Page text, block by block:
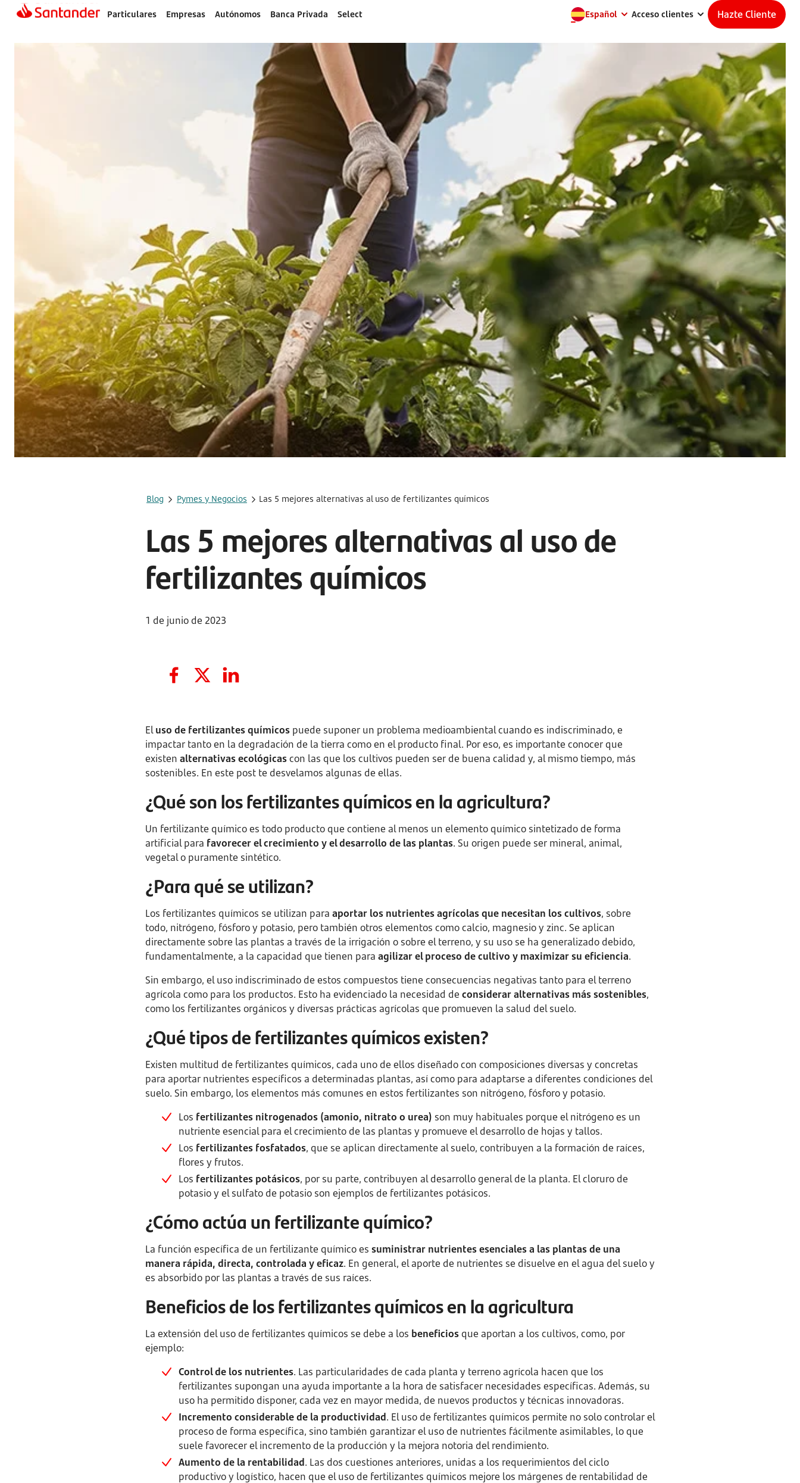
Particulares Empresas Autónomos Banca Privada Select Español Acceso clientes Hazte Cliente
Blog Pymes y Negocios Las 5 mejores alternativas al uso de fertilizantes químicos
Las 5 mejores alternativas al uso de
fertilizantes químicos
1 de junio de 2023
Eluso de fertilizantes químicos puede suponer un problema medioambiental cuando es indiscriminado, e
impactar tanto en la degradación de la tierra como en el producto final. Por eso, es importante conocer que
existen alternativas ecológicascon las que los cultivos pueden ser de buena calidad y, al mismo tiempo, más
sostenibles. En este post te desvelamos algunas de ellas.
¿Qué son los fertilizantes químicos en la agricultura?
Un fertilizante químico es todo producto que contiene al menos un elemento químico sintetizado de forma
artificial para favorecer el crecimiento y el desarrollo de las plantas. Su origen puede ser mineral, animal,
vegetal o puramente sintético.
¿Para qué se utilizan?
Los fertilizantes químicos se utilizan para aportar los nutrientes agrícolas que necesitan los cultivos, sobre
todo, nitrógeno, fósforo y potasio, pero también otros elementos como calcio, magnesio y zinc. Se aplican
directamente sobre las plantas a través de la irrigación o sobre el terreno, y su uso se ha generalizado debido,
fundamentalmente, a la capacidad que tienen para agilizar el proceso de cultivo y maximizar su eficiencia.
Sin embargo, el uso indiscriminado de estos compuestos tiene consecuencias negativas tanto para el terreno
agrícola como para los productos. Esto ha evidenciado la necesidad de considerar alternativas más sostenibles,
como los fertilizantes orgánicos y diversas prácticas agrícolas que promueven la salud del suelo.
¿Qué tipos de fertilizantes químicos existen?
Existen multitud de fertilizantes químicos, cada uno de ellos diseñado con composiciones diversas y concretas
para aportar nutrientes específicos a determinadas plantas, así como para adaptarse a diferentes condiciones del
suelo. Sin embargo, los elementos más comunes en estos fertilizantes son nitrógeno, fósforo y potasio.
Los fertilizantes nitrogenados (amonio, nitrato o urea) son muy habituales porque el nitrógeno es un
nutriente esencial para el crecimiento de las plantas y promueve el desarrollo de hojas y tallos.
Los fertilizantes fosfatados, que se aplican directamente al suelo, contribuyen a la formación de raíces,
flores y frutos.
Los fertilizantes potásicos, por su parte, contribuyen al desarrollo general de la planta. El cloruro de
potasio y el sulfato de potasio son ejemplos de fertilizantes potásicos.
¿Cómo actúa un fertilizante químico?
La función específica de un fertilizante químico es suministrar nutrientes esenciales a las plantas de una
manera rápida, directa, controlada y eficaz. En general, el aporte de nutrientes se disuelve en el agua del suelo y
es absorbido por las plantas a través de sus raíces.
Beneficios de los fertilizantes químicos en la agricultura
La extensión del uso de fertilizantes químicos se debe a los beneficios que aportan a los cultivos, como, por
ejemplo:
Control de los nutrientes. Las particularidades de cada planta y terreno agrícola hacen que los
fertilizantes supongan una ayuda importante a la hora de satisfacer necesidades específicas. Además, su
uso ha permitido disponer, cada vez en mayor medida, de nuevos productos y técnicas innovadoras.
Incremento considerable de la productividad. El uso de fertilizantes químicos permite no solo controlar el
proceso de forma específica, sino también garantizar el uso de nutrientes fácilmente asimilables, lo que
suele favorecer el incremento de la producción y la mejora notoria del rendimiento.
Aumento de la rentabilidad. Las dos cuestiones anteriores, unidas a los requerimientos del ciclo
productivo y logístico, hacen que el uso de fertilizantes químicos mejore los márgenes de rentabilidad de